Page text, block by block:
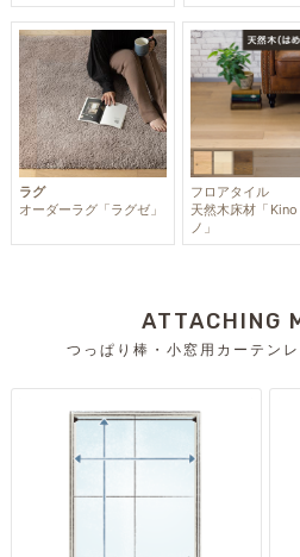
ラグ
オーダーラグ「ラグゼ」
フロアタイル
天然木床材「Kino
ノ」
ATTACHING
つっぱり棒・小窓用カーテン